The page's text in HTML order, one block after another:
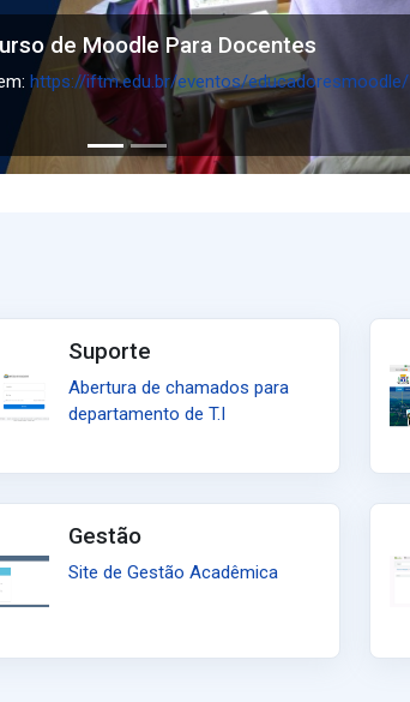
de Moodle Para Docentes
https://iftm.edu.br/eventos/educadoresmoodle/
Suporte
Abertura de chamados para
departamento de T.I
Gestão
Site de Gestão Acadêmica